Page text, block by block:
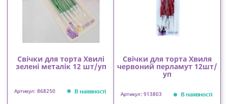
Свічки для торта Хвилі
зелені металік 12 шт/уп
Артикул: 868250 В наявності
Свічки для торта Хвиля
червоний перламут 12шт/
уп
Артикул: 913803 В наявності